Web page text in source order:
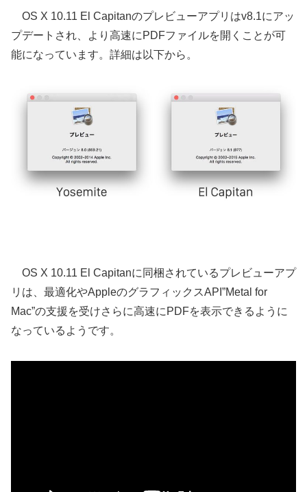
OS X 10.11 El Capitanのプレビューアプリはv8.1にアッ
プデートされ、より高速にPDFファイルを開くことが可
能になっています。詳細は以下から。
OS X 10.11 El Capitanに同梱されているプレビューアプ
リは、最適化やAppleのグラフィックスAPI”Metal for
Mac”の支援を受けさらに高速にPDFを表示できるように
なっているようです。